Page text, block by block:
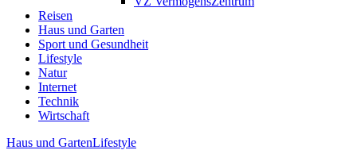
Reisen
Haus und Garten
Sport und Gesundheit
Lifestyle
Natur
Internet
Technik
Wirtschaft
Haus und GartenLifestyle